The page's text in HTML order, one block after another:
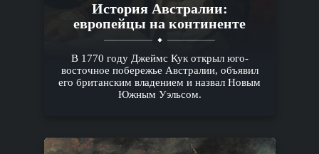
История Австралии:
европейцы на континенте
В 1770 году Джеймс Кук открыл юго-
восточное побережье Австралии, объявил
его британским владением и назвал Новым
Южным Уэльсом.